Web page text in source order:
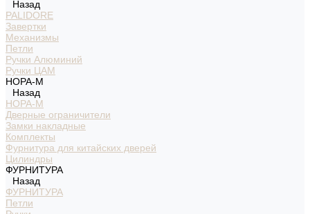
Назад
PALIDORE
Завертки
Механизмы
Петли
Ручки Алюминий
Ручки ЦАМ
НОРА-М
Назад
НОРА-М
Дверные ограничители
Замки накладные
Комплекты
Фурнитура для китайских дверей
Цилиндры
ФУРНИТУРА
Назад
ФУРНИТУРА
Петли